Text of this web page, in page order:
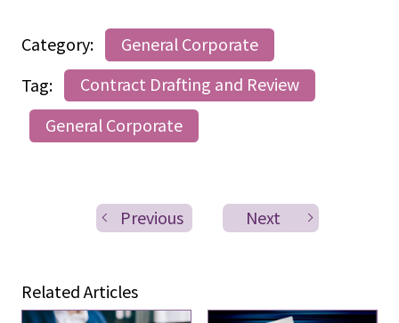
Category:
General Corporate
Tag:
Contract Drafting and Review
General Corporate
Previous Next
Related Articles